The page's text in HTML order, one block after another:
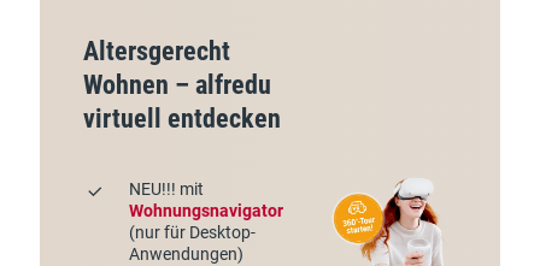
Altersgerecht
Wohnen – alfredu
virtuell entdecken
NEU!!! mit
Wohnungsnavigator
(nur für Desktop-
Anwendungen)